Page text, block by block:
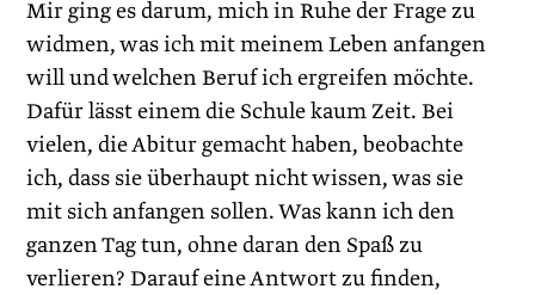
Mir ging es darum, mich in Ruhe der Frage zu
widmen, was ich mit meinem Leben anfangen
will und welchen Beruf ich ergreifen möchte.
Dafür lässt einem die Schule kaum Zeit. Bei
vielen, die Abitur gemacht haben, beobachte
ich, dass sie überhaupt nicht wissen, was sie
mit sich anfangen sollen. Was kann ich den
ganzen Tag tun, ohne daran den Spaß zu
verlieren? Darauf eine Antwort zu finden,